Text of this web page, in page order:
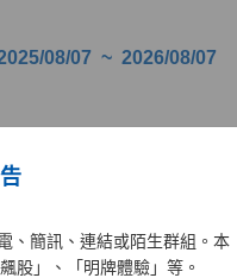
、簡訊、連結或陌生群組。本
股」、「明牌體驗」等。